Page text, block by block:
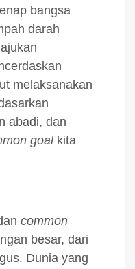
bangsa
darah
melaksanakan
abadi, dan
goalkita
common
besar, dari
Dunia yang